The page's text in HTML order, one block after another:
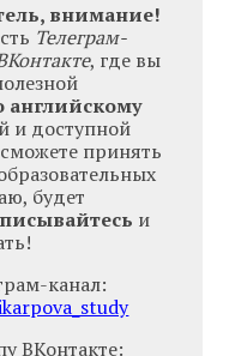
внимание!
Телеграм-
, где вы
английскому
и доступной
принять
будет
и
канал:
ВКонтакте: